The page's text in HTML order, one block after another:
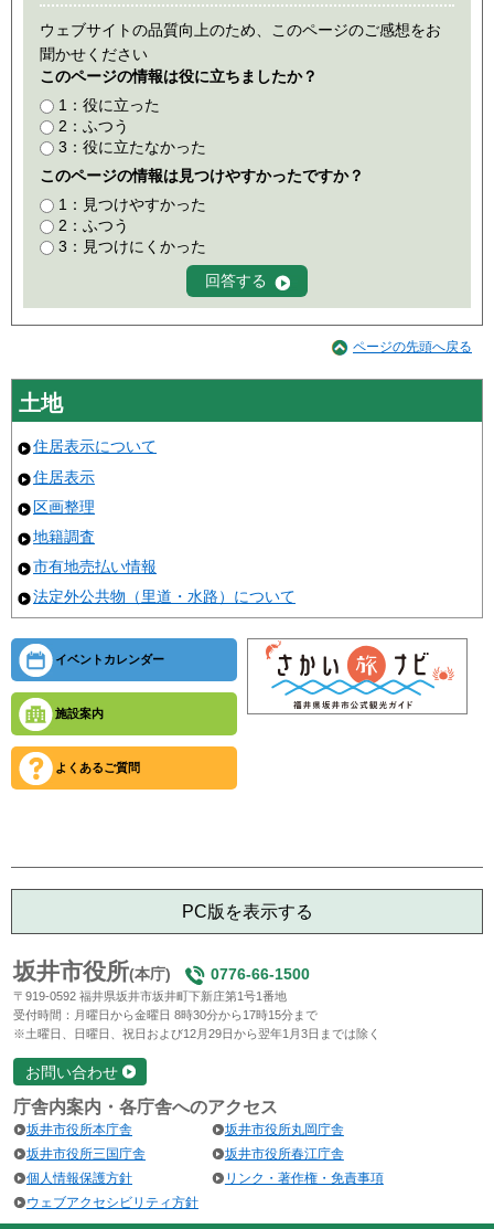
ウェブサイトの品質向上のため、このページのご感想をお
聞かせください
このページの情報は役に立ちましたか？
1：役に立った
2：ふつう
3：役に立たなかった
このページの情報は見つけやすかったですか？
1：見つけやすかった
2：ふつう
3：見つけにくかった
ページの先頭へ戻る
土地
住居表示について
住居表示
区画整理
地籍調査
市有地売払い情報
法定外公共物（里道・水路）について
イベントカレンダー
施設案内
よくあるご質問
PC版を表示する
坂井市役所(本庁) 0776-66-1500
〒919-0592 福井県坂井市坂井町下新庄第1号1番地
受付時間：月曜日から金曜日 8時30分から17時15分まで
※土曜日、日曜日、祝日および12月29日から翌年1月3日までは除く
お問い合わせ
庁舎内案内・各庁舎へのアクセス
坂井市役所本庁舎
坂井市役所丸岡庁舎
坂井市役所三国庁舎
坂井市役所春江庁舎
個人情報保護方針
リンク・著作権・免責事項
ウェブアクセシビリティ方針